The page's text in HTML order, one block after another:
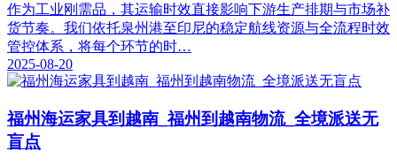
作为工业刚需品，其运输时效直接影响下游生产排期与市场补
货节奏。我们依托泉州港至印尼的稳定航线资源与全流程时效
管控体系，将每个环节的时…
2025-08-20
福州海运家具到越南_福州到越南物流_全境派送无
盲点​